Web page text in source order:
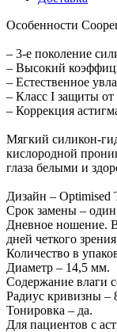
Особенности
– 3-е поколение
– Высокий
– Естественное
– Класс I защиты
– Коррекция
Мягкий силикон-
кислородной
глаза белыми и
Дизайн – Optimised
Срок замены –
Дневное ношение.
дней четкого
Количество в
Диаметр – 14,5 мм.
Содержание влаги
Радиус кривизны –
Тонировка – да.
Для пациентов с